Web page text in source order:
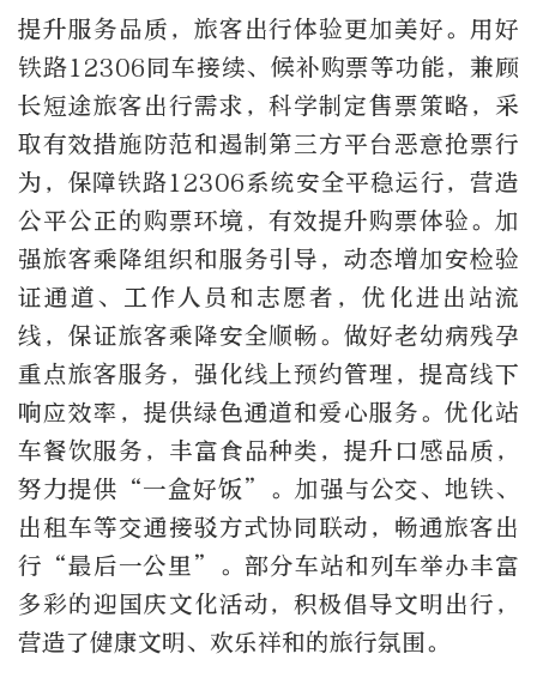
提升服务品质，旅客出行体验更加美好。用好
铁路12306同车接续、候补购票等功能，兼顾
长短途旅客出行需求，科学制定售票策略，采
取有效措施防范和遏制第三方平台恶意抢票行
为，保障铁路12306系统安全平稳运行，营造
公平公正的购票环境，有效提升购票体验。加
强旅客乘降组织和服务引导，动态增加安检验
证通道、工作人员和志愿者，优化进出站流
线，保证旅客乘降安全顺畅。做好老幼病残孕
重点旅客服务，强化线上预约管理，提高线下
响应效率，提供绿色通道和爱心服务。优化站
车餐饮服务，丰富食品种类，提升口感品质，
努力提供“一盒好饭”。加强与公交、地铁、
出租车等交通接驳方式协同联动，畅通旅客出
行“最后一公里”。部分车站和列车举办丰富
多彩的迎国庆文化活动，积极倡导文明出行，
营造了健康文明、欢乐祥和的旅行氛围。